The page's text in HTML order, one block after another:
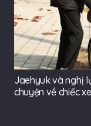
Jaehyuk và nghị
chuyện về chiếc